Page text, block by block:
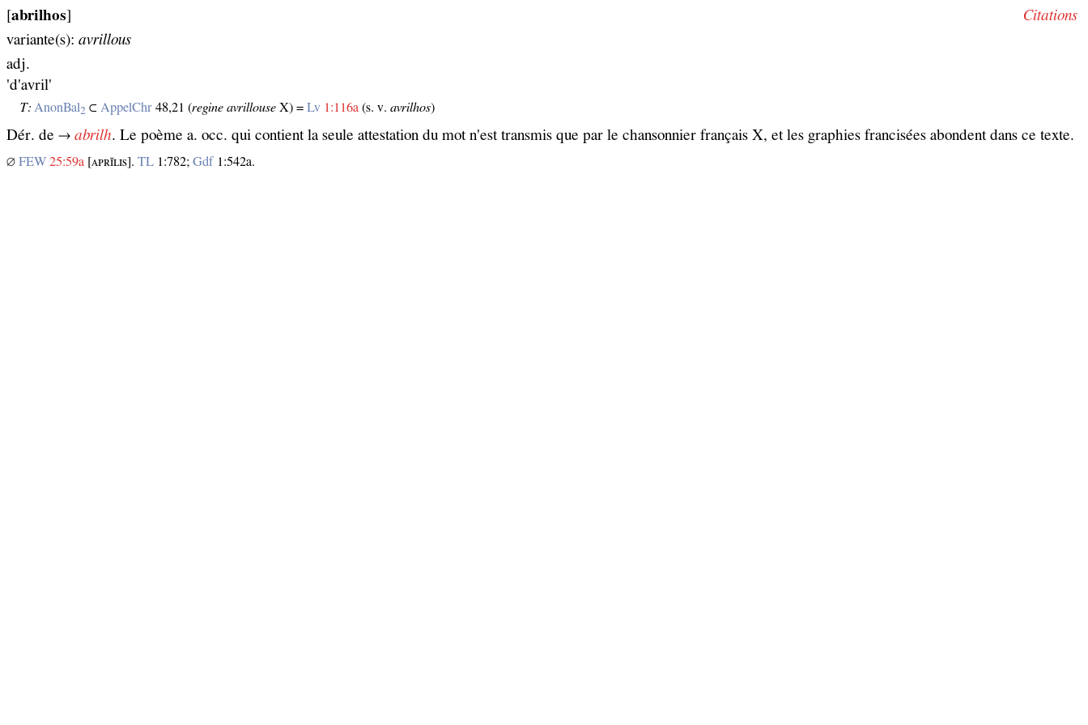
[abrilhos]
Citations
variante(s): avrillous
adj.
'd'avril'
T: AnonBal2 ⊂AppelChr 48,21 (regine avrillouse X) =Lv 1:116a (s. v.avrilhos)
Dér. de → abrilh. Le poème a. occ. qui contient la seule attestation du mot n'est transmis que par le chansonnier français X, et les graphies francisées abondent dans ce texte.
∅ FEW 25:59a [ᴀᴘʀɪ̄ʟɪѕ]. TL 1:782; Gdf 1:542a.